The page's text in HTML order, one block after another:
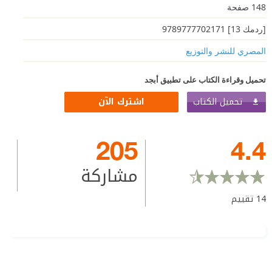
148 صفحة
[ردمك 13] 9789777702171
المصري للنشر والتوزيع
تحميل وقراءة الكتاب على تطبيق أبجد
تحميل الكتاب اشترك الآن
4.4
14 تقييم
205
مشاركة